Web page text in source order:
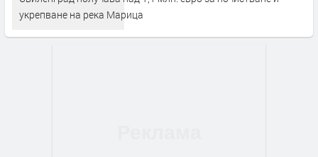
укрепване на река Марица